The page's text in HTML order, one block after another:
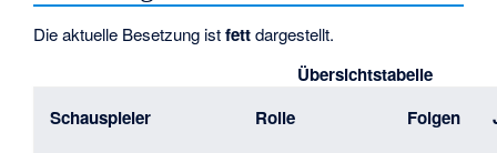
Die aktuelle Besetzung istfettdargestellt.
Übersichtstabelle
Schauspieler
Rolle Folgen